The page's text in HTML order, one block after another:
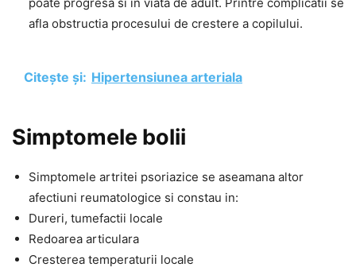
afla obstructia procesului de crestere a copilului.
Citește și: Hipertensiunea arteriala
Simptomele bolii
Simptomele artritei psoriazice se aseamana altor
afectiuni reumatologice si constau in:
Dureri, tumefactii locale
Redoarea articulara
Cresterea temperaturii locale